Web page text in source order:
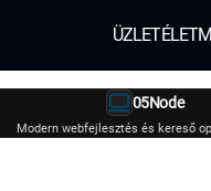
ÜZLET
05Node
Modern webfejlesztés és kereső